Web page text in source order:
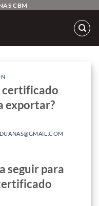
CBM
certificado
exportar?
seguir para